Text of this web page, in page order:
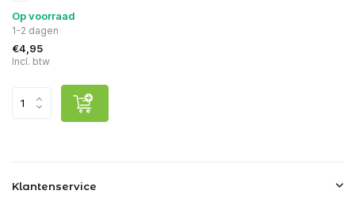
Op voorraad
1-2 dagen
€4,95
Incl. btw
Klantenservice